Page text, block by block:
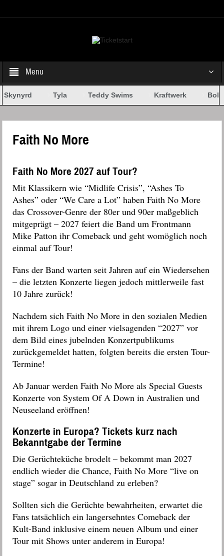
Menu
Tyla Teddy Swims Kraftwerk Bob
Faith No More
Faith No More 2027 auf Tour?
Mit Klassikern wie “Midlife Crisis”, “Ashes To
Ashes” oder “We Care a Lot” haben Faith No More
das Crossover-Genre der 80er und 90er maßgeblich
mitgeprägt – 2027 feiert die Band um Frontmann
Mike Patton ihr Comeback und geht womöglich noch
einmal auf Tour!
Fans der Band warten seit Jahren auf ein Wiedersehen
– die letzten Konzerte liegen jedoch mittlerweile fast
10 Jahre zurück!
Nachdem sich Faith No More in den sozialen Medien
mit ihrem Logo und einer vielsagenden “2027” vor
dem Bild eines jubelnden Konzertpublikums
zurückgemeldet hatten, folgten bereits die ersten Tour-
Termine!
Ab Januar werden Faith No More als Special Guests
Konzerte von System Of A Down in Australien und
Neuseeland eröffnen!
Konzerte in Europa? Tickets kurz nach
Bekanntgabe der Termine
Die Gerüchteküche brodelt – bekommt man 2027
endlich wieder die Chance, Faith No More “live on
stage” sogar in Deutschland zu erleben?
Sollten sich die Gerüchte bewahrheiten, erwartet die
Fans tatsächlich ein langersehntes Comeback der
Kult-Band inklusive einem neuen Album und einer
Tour mit Shows unter anderem in Europa!